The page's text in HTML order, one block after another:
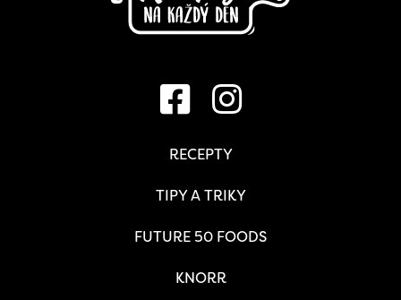
RECEPTY
TIPY A TRIKY
FUTURE 50 FOODS
KNORR